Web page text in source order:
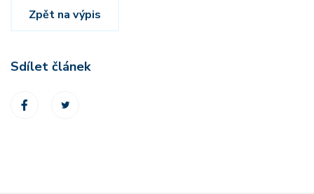
Zpět na výpis
Sdílet článek